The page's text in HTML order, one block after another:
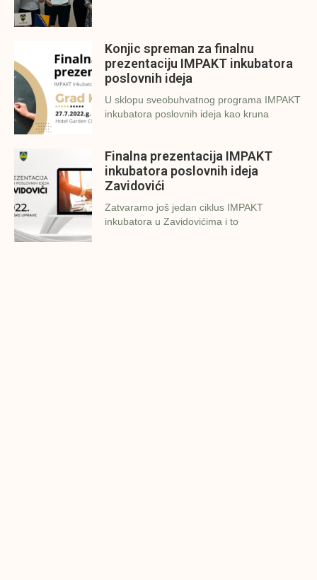
Konjic spreman za finalnu
prezentaciju IMPAKT inkubatora
poslovnih ideja
U sklopu sveobuhvatnog programa IMPAKT
inkubatora poslovnih ideja kao kruna
Finalna prezentacija IMPAKT
inkubatora poslovnih ideja
Zavidovići
Zatvaramo još jedan ciklus IMPAKT
inkubatora u Zavidovićima i to